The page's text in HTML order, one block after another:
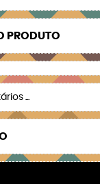
PRODUTO
...